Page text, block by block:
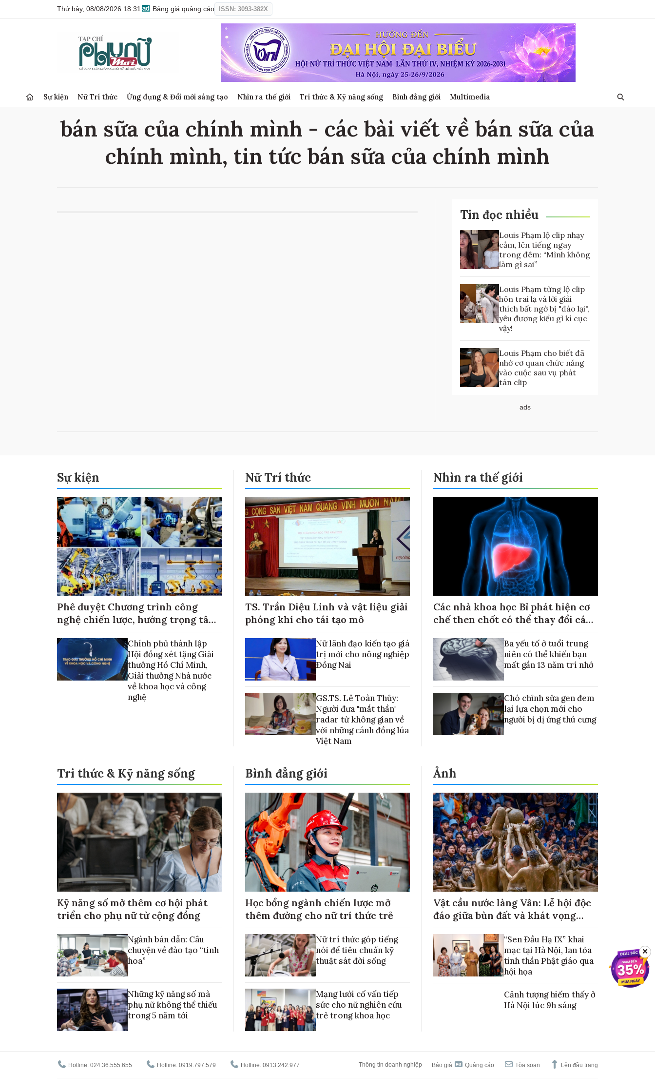
Thứ bảy, 08/08/2026 18:31 Bảng giá quảng cáo ISSN: 3093-382X
Sự kiện Nữ Trí thức Ứng dụng & Đổi mới sáng tạo Nhìn ra thế giới Tri thức & Kỹ năng sống Bình đẳng giới Multimedia
bán sữa của chính mình - các bài viết về bán sữa của
chính mình, tin tức bán sữa của chính mình
Tin đọc nhiều
Louis Phạm lộ clip nhạy
cảm, lên tiếng ngay
trong đêm: “Mình không
làm gì sai”
Louis Phạm từng lộ clip
hôn trai lạ và lời giải
thích bất ngờ bị "đào lại",
yêu đương kiểu gì kì cục
vậy!
Louis Phạm cho biết đã
nhờ cơ quan chức năng
vào cuộc sau vụ phát
tán clip
ads
Sự kiện
Phê duyệt Chương trình công
nghệ chiến lược, hướng trọng tâm
Chính phủ thành lập
Hội đồng xét tặng Giải
thưởng Hồ Chí Minh,
Giải thưởng Nhà nước
về khoa học và công
nghệ
Nữ Trí thức
TS. Trần Diệu Linh và vật liệu giải
phóng khí cho tái tạo mô
Nữ lãnh đạo kiến tạo giá
trị mới cho nông nghiệp
Đồng Nai
GS.TS. Lê Toàn Thủy:
Người đưa "mắt thần"
radar từ không gian về
với những cánh đồng lúa
Việt Nam
Nhìn ra thế giới
Các nhà khoa học Bỉ phát hiện cơ
chế then chốt có thể thay đổi cách
Ba yếu tố ở tuổi trung
niên có thể khiến bạn
mất gần 13 năm trí nhớ
Chó chỉnh sửa gen đem
lại lựa chọn mới cho
người bị dị ứng thú cưng
Tri thức & Kỹ năng sống
Kỹ năng số mở thêm cơ hội phát
triển cho phụ nữ từ cộng đồng
Ngành bán dẫn: Câu
chuyện về đào tạo “tinh
hoa”
Những kỹ năng số mà
phụ nữ không thể thiếu
trong 5 năm tới
Bình đẳng giới
Học bổng ngành chiến lược mở
thêm đường cho nữ trí thức trẻ
Nữ trí thức góp tiếng
nói để tiêu chuẩn kỹ
thuật sát đời sống
Mạng lưới cố vấn tiếp
sức cho nữ nghiên cứu
trẻ trong khoa học
Ảnh
Vật cầu nước làng Vân: Lễ hội độc
đáo giữa bùn đất và khát vọng
“Sen Đầu Hạ IX” khai
mạc tại Hà Nội, lan tỏa
tinh thần Phật giáo qua
hội họa
Cảnh tượng hiếm thấy ở
Hà Nội lúc 9h sáng
Hotline: 024.36.555.655 Hotline: 0919.797.579 Hotline: 0913.242.977 Thông tin doanh nghiệp Báo giá Quảng cáo Tòa soạn Lên đầu trang
✕